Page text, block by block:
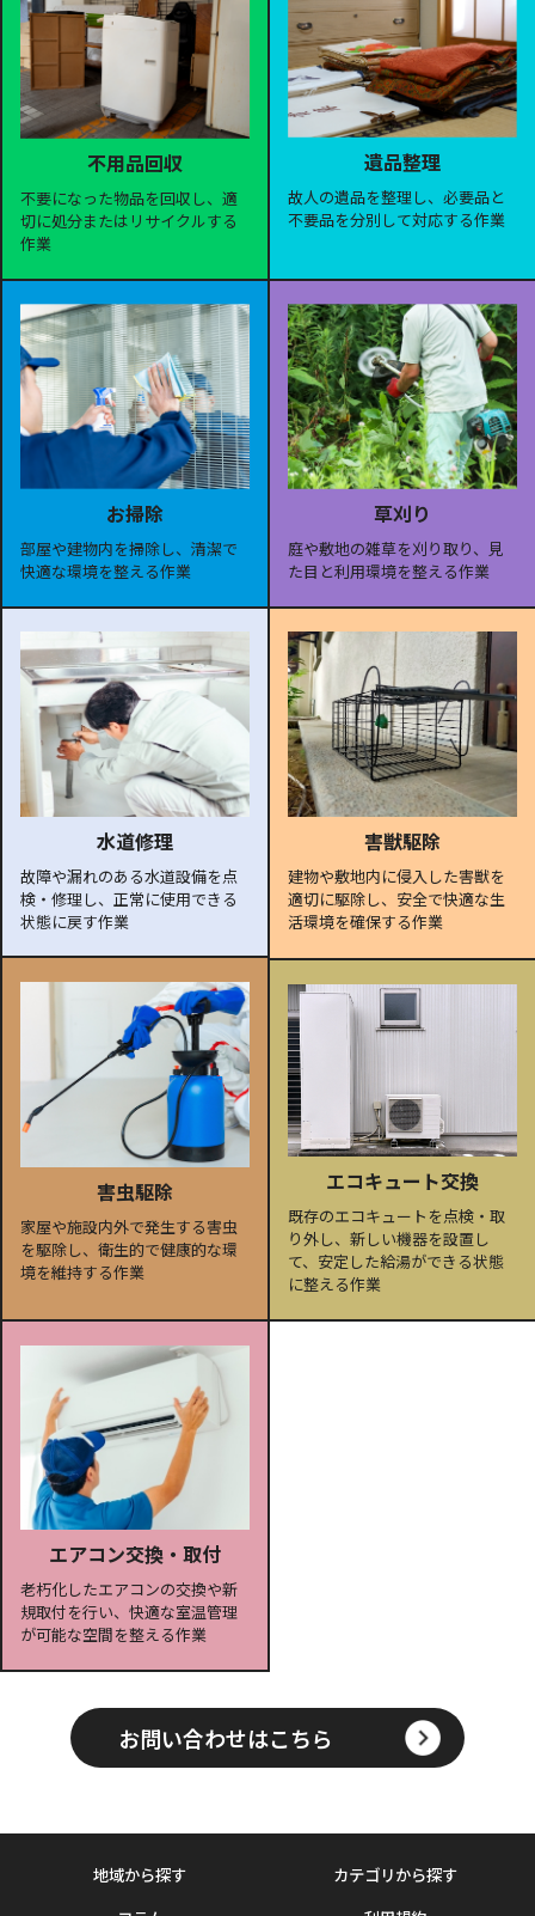
不用品回収
不要になった物品を回収し、適
切に処分またはリサイクルする
作業
遺品整理
故人の遺品を整理し、必要品と
不要品を分別して対応する作業
お掃除
部屋や建物内を掃除し、清潔で
快適な環境を整える作業
草刈り
庭や敷地の雑草を刈り取り、見
た目と利用環境を整える作業
水道修理
故障や漏れのある水道設備を点
検・修理し、正常に使用できる
状態に戻す作業
害獣駆除
建物や敷地内に侵入した害獣を
適切に駆除し、安全で快適な生
活環境を確保する作業
害虫駆除
家屋や施設内外で発生する害虫
を駆除し、衛生的で健康的な環
境を維持する作業
エコキュート交換
既存のエコキュートを点検・取
り外し、新しい機器を設置し
て、安定した給湯ができる状態
に整える作業
エアコン交換・取付
老朽化したエアコンの交換や新
規取付を行い、快適な室温管理
が可能な空間を整える作業
お問い合わせはこちら
地域から探す
カテゴリから探す